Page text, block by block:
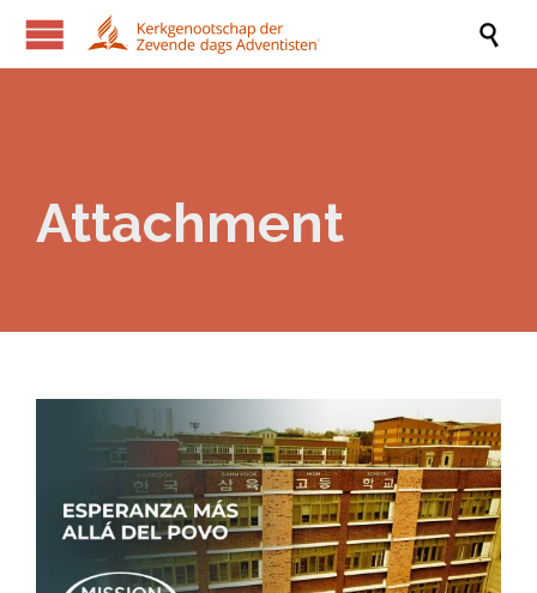

Attachment